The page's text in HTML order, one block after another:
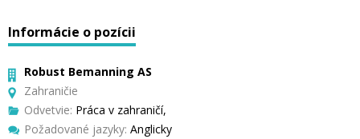
Informácie o pozícii
Robust Bemanning AS
Zahraničie
Odvetvie: Práca v zahraničí,
Požadované jazyky: Anglicky